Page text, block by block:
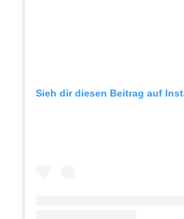
Sieh dir diesen Beitrag auf